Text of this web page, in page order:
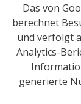
Das von
berechnet
und verfolgt
Analytics-
generierte